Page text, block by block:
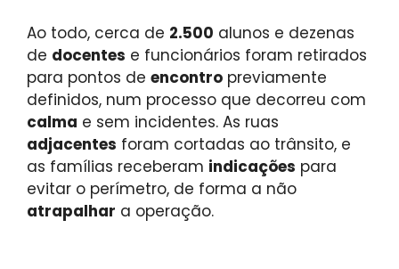
Ao todo, cerca de 2.500 alunos e dezenas
de docentes e funcionários foram retirados
para pontos de encontro previamente
definidos, num processo que decorreu com
calma e sem incidentes. As ruas
adjacentes foram cortadas ao trânsito, e
as famílias receberam indicações para
evitar o perímetro, de forma a não
atrapalhar a operação.